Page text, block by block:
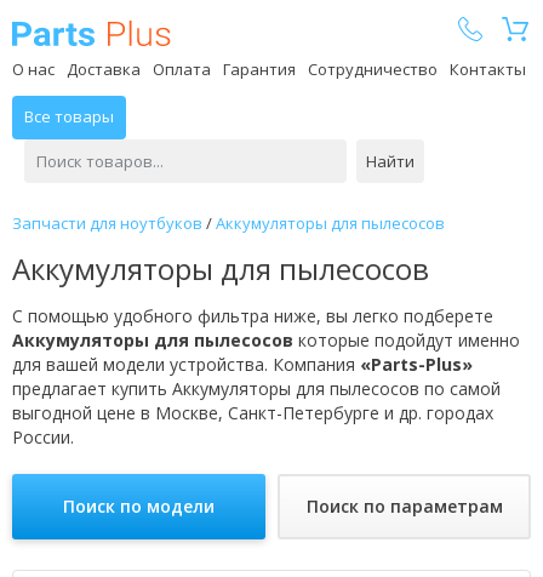
О нас Доставка Оплата Гарантия Сотрудничество Контакты
Все товары
Найти
Запчасти для ноутбуков /Аккумуляторы для пылесосов
Аккумуляторы для пылесосов
С помощью удобного фильтра ниже, вы легко подберете
Аккумуляторы для пылесосов которые подойдут именно
для вашей модели устройства. Компания «Parts-Plus»
предлагает купить Аккумуляторы для пылесосов по самой
выгодной цене в Москве, Санкт-Петербурге и др. городах
России.
Поиск по модели Поиск по параметрам